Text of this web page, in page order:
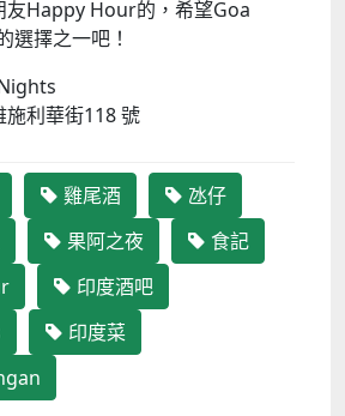
友Happy Hour的，希望Goa
選擇之一吧！
施利華街118號
雞尾酒
氹仔
果阿之夜
食記
印度酒吧
印度菜